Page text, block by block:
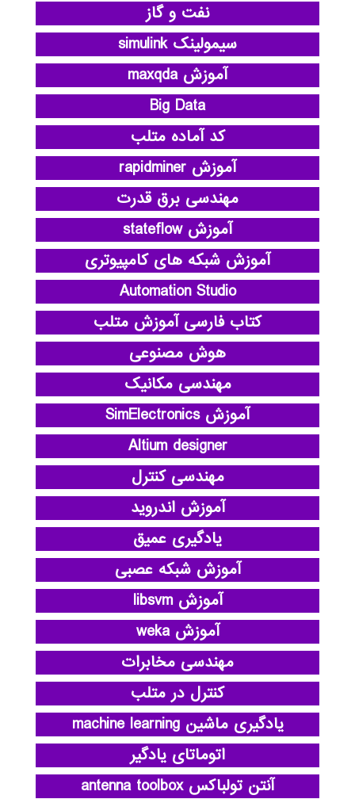
نفت و گاز
سیمولینک simulink
آموزش maxqda
Big Data
کد آماده متلب
آموزش rapidminer
مهندسی برق قدرت
آموزش stateflow
آموزش شبکه های کامپیوتری
Automation Studio
کتاب فارسی آموزش متلب
هوش مصنوعی
مهندسی مکانیک
آموزش SimElectronics
Altium designer
مهندسی کنترل
آموزش اندروید
یادگیری عمیق
آموزش شبکه عصبی
آموزش libsvm
آموزش weka
مهندسی مخابرات
کنترل در متلب
یادگیری ماشین machine learning
اتوماتای یادگیر
آنتن تولباکس antenna toolbox